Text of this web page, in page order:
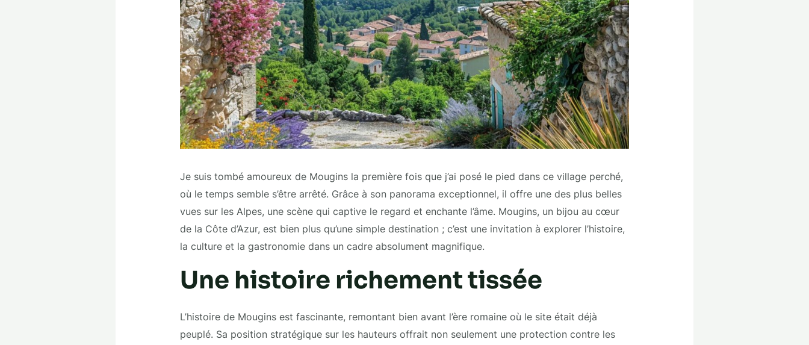
Je suis tombé amoureux de Mougins la première fois que j’ai posé le pied dans ce village perché,
où le temps semble s’être arrêté. Grâce à son panorama exceptionnel, il offre une des plus belles
vues sur les Alpes, une scène qui captive le regard et enchante l’âme. Mougins, un bijou au cœur
de la Côte d’Azur, est bien plus qu’une simple destination ; c’est une invitation à explorer l’histoire,
la culture et la gastronomie dans un cadre absolument magnifique.
Une histoire richement tissée
L’histoire de Mougins est fascinante, remontant bien avant l’ère romaine où le site était déjà
peuplé. Sa position stratégique sur les hauteurs offrait non seulement une protection contre les